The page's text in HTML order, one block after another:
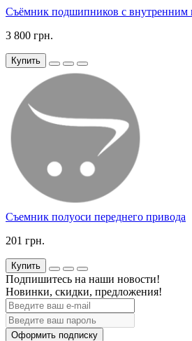
Съёмник подшипников с внутренним
3 800 грн.
Купить
Съемник полуоси переднего привода
201 грн.
Купить
Подпишитесь на наши новости!
Новинки, скидки, предложения!
Оформить подписку